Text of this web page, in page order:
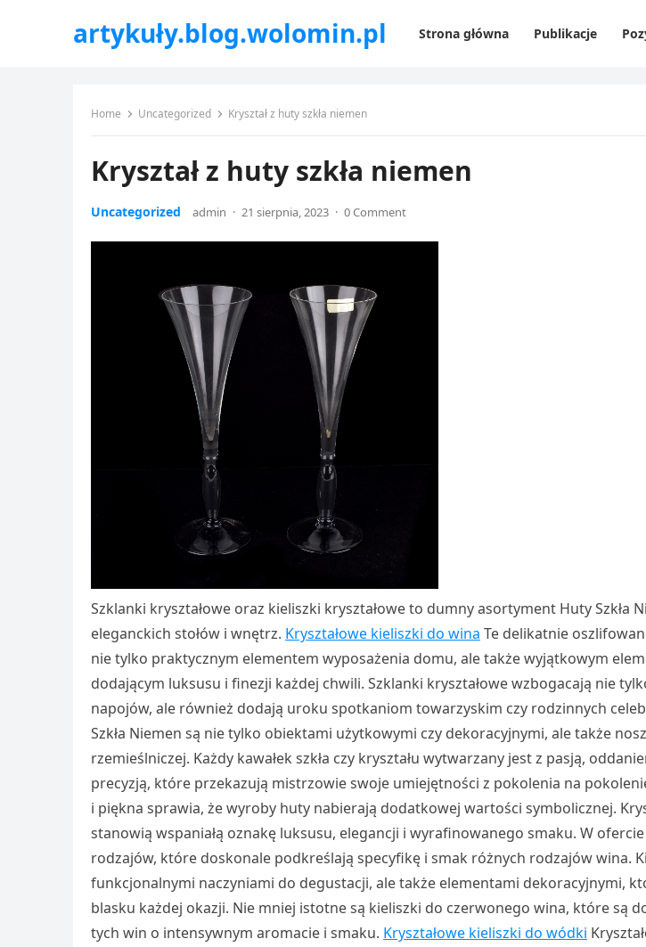
artykuły.blog.wolomin.pl Strona główna Publikacje
Home Uncategorized Kryształ z huty szkła niemen
Kryształ z huty szkła niemen
Uncategorized admin · 21 sierpnia, 2023 · 0 Comment
Szklanki kryształowe oraz kieliszki kryształowe to dumny asortyment Huty Szkła
eleganckich stołów i wnętrz. Kryształowe kieliszki do wina Te delikatnie
nie tylko praktycznym elementem wyposażenia domu, ale także wyjątkowym
dodającym luksusu i finezji każdej chwili. Szklanki kryształowe wzbogacają nie
napojów, ale również dodają uroku spotkaniom towarzyskim czy rodzinnych
Szkła Niemen są nie tylko obiektami użytkowymi czy dekoracyjnymi, ale także
rzemieślniczej. Każdy kawałek szkła czy kryształu wytwarzany jest z pasją,
precyzją, które przekazują mistrzowie swoje umiejętności z pokolenia na
i piękna sprawia, że wyroby huty nabierają dodatkowej wartości symbolicznej.
stanowią wspaniałą oznakę luksusu, elegancji i wyrafinowanego smaku. W
rodzajów, które doskonale podkreślają specyfikę i smak różnych rodzajów wina.
funkcjonalnymi naczyniami do degustacji, ale także elementami dekoracyjnymi,
blasku każdej okazji. Nie mniej istotne są kieliszki do czerwonego wina, które są
tych win o intensywnym aromacie i smaku. Kryształowe kieliszki do wódki